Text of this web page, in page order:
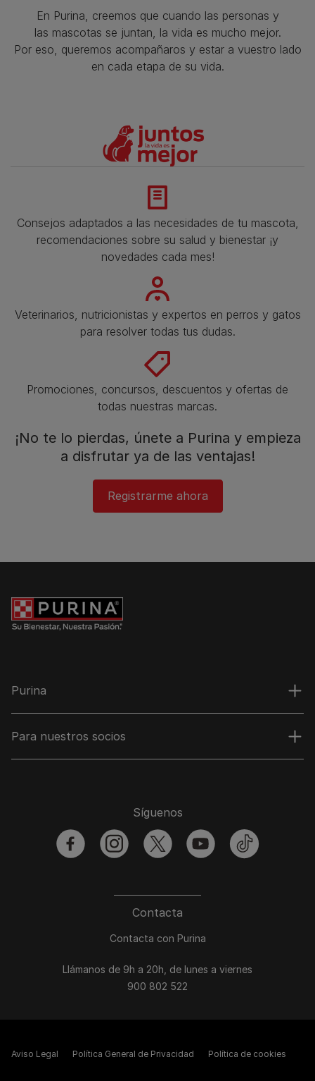
En Purina, creemos que cuando las personas y
las mascotas se juntan, la vida es mucho mejor.
Por eso, queremos acompañaros y estar a vuestro lado
en cada etapa de su vida.​
Consejos adaptados a las necesidades de tu mascota,
recomendaciones sobre su salud y bienestar ¡y
novedades cada mes!
Veterinarios, nutricionistas y expertos en perros y gatos
para resolver todas tus dudas.​
Promociones, concursos, descuentos y ofertas de
todas nuestras marcas.​
¡No te lo pierdas, únete a Purina y empieza
a disfrutar ya de las ventajas!​
Registrarme ahora​
Purina
Para nuestros socios
Contacta
Contacta con Purina
Llámanos de 9h a 20h, de lunes a viernes
900 802 522
Síguenos
facebookinstagramtwitter youtubetiktok
Aviso Legal Política General de Privacidad Política de cookies